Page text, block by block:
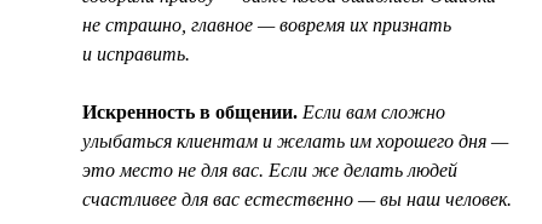
не страшно, главное — вовремя их признать
и исправить.
Искренность в общении. Если вам сложно
улыбаться клиентам и желать им хорошего дня —
это место не для вас. Если же делать людей
счастливее для вас естественно — вы наш человек.